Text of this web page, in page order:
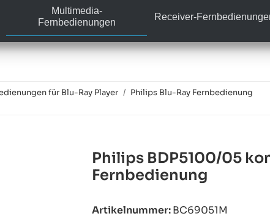
Multimedia-
Fernbedienungen
Receiver-
für Blu-Ray Player
Philips Blu-Ray Fernbedienung
Philips BDP5100/05
Fernbedienung
Artikelnummer:BC69051M